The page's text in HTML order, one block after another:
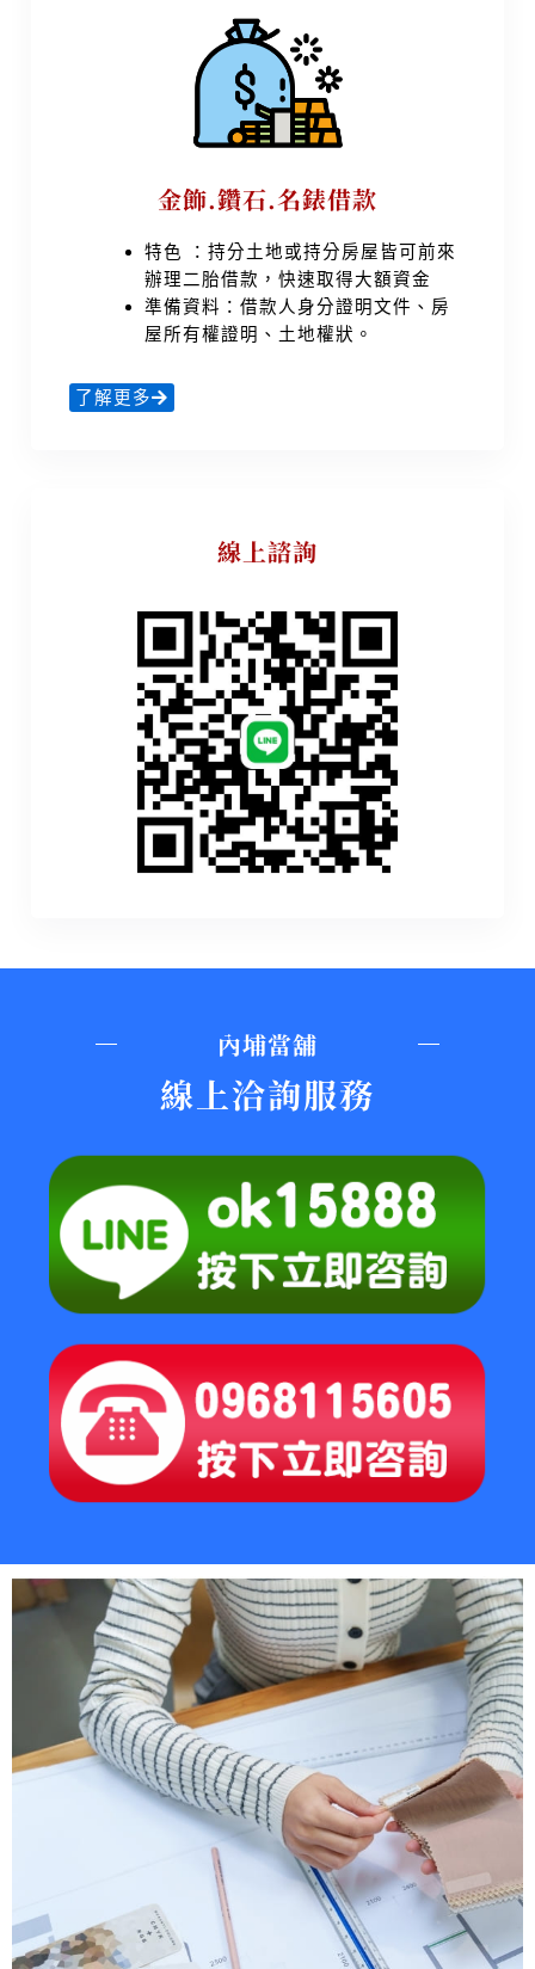
金飾.鑽石.名錶借款
特色 ：持分土地或持分房屋皆可前來
辦理二胎借款，快速取得大額資金
準備資料：借款人身分證明文件、房
屋所有權證明、土地權狀。
了解更多
線上諮詢
內埔當舖
線上洽詢服務